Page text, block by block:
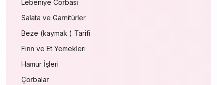
Lebeniye Corbasi
Salata ve Garnitürler
Beze (kaymak ) Tarifi
Fırın ve Et Yemekleri
Hamur İşleri
Çorbalar